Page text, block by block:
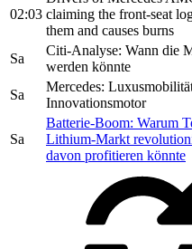
02:03 claiming the front-seat
them and causes burns
Sa
Citi-Analyse: Wann die
werden könnte
Sa
Mercedes:
Innovationsmotor
Sa
Batterie-Boom: Warum
Lithium-Markt
davon profitieren könnte